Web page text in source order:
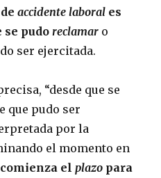
deaccidente laboral es
se pudoreclamar o
ser ejercitada.
“desde que se
que pudo ser
por la
el momento en
comienza elplazo para